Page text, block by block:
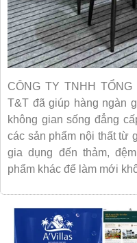
CÔNG TY TNHH
T&T đã giúp hàng ngàn
không gian sống đẳng
các sản phẩm nội thất từ
gia dụng đến thảm,
phẩm khác để làm mới